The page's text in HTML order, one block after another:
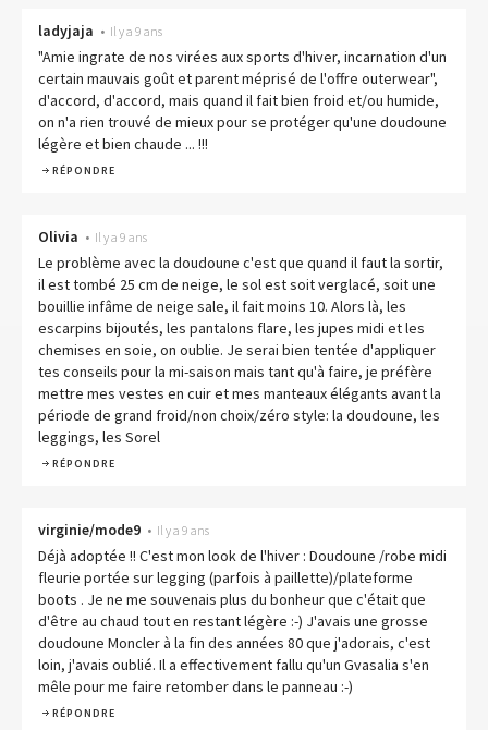
ladyjaja • Il y a 9 ans
"Amie ingrate de nos virées aux sports d'hiver, incarnation d'un
certain mauvais goût et parent méprisé de l'offre outerwear",
d'accord, d'accord, mais quand il fait bien froid et/ou humide,
on n'a rien trouvé de mieux pour se protéger qu'une doudoune
légère et bien chaude ... !!!
RÉPONDRE
Olivia • Il y a 9 ans
Le problème avec la doudoune c'est que quand il faut la sortir,
il est tombé 25 cm de neige, le sol est soit verglacé, soit une
bouillie infâme de neige sale, il fait moins 10. Alors là, les
escarpins bijoutés, les pantalons flare, les jupes midi et les
chemises en soie, on oublie. Je serai bien tentée d'appliquer
tes conseils pour la mi-saison mais tant qu'à faire, je préfère
mettre mes vestes en cuir et mes manteaux élégants avant la
période de grand froid/non choix/zéro style: la doudoune, les
leggings, les Sorel
RÉPONDRE
virginie/mode9 • Il y a 9 ans
Déjà adoptée !! C'est mon look de l'hiver : Doudoune /robe midi
fleurie portée sur legging (parfois à paillette)/plateforme
boots . Je ne me souvenais plus du bonheur que c'était que
d'être au chaud tout en restant légère :-) J'avais une grosse
doudoune Moncler à la fin des années 80 que j'adorais, c'est
loin, j'avais oublié. Il a effectivement fallu qu'un Gvasalia s'en
mêle pour me faire retomber dans le panneau :-)
RÉPONDRE